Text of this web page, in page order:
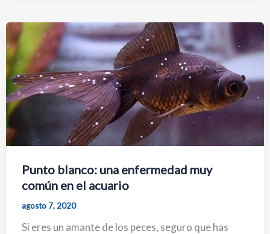
Punto blanco: una enfermedad muy
común en el acuario
agosto 7, 2020
Si eres un amante de los peces, seguro que has